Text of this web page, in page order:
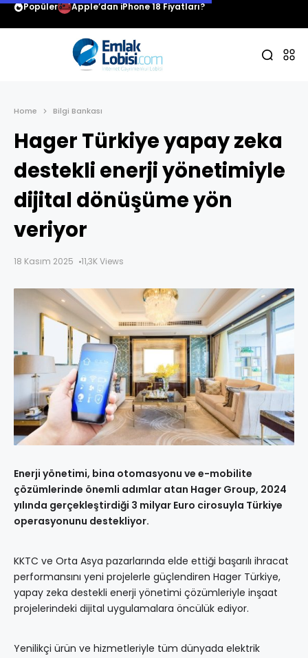
Popüler Apple’dan iPhone 18 Fiyatları?
Home Bilgi Bankası
Hager Türkiye yapay zeka
destekli enerji yönetimiyle
dijital dönüşüme yön
veriyor
18 Kasım 2025 11,3K Views
Enerji yönetimi, bina otomasyonu ve e-mobilite
çözümlerinde önemli adımlar atan Hager Group, 2024
yılında gerçekleştirdiği 3 milyar Euro cirosuyla Türkiye
operasyonunu destekliyor.
KKTC ve Orta Asya pazarlarında elde ettiği başarılı ihracat
performansını yeni projelerle güçlendiren Hager Türkiye,
yapay zeka destekli enerji yönetimi çözümleriyle inşaat
projelerindeki dijital uygulamalara öncülük ediyor.
Yenilikçi ürün ve hizmetleriyle tüm dünyada elektrik